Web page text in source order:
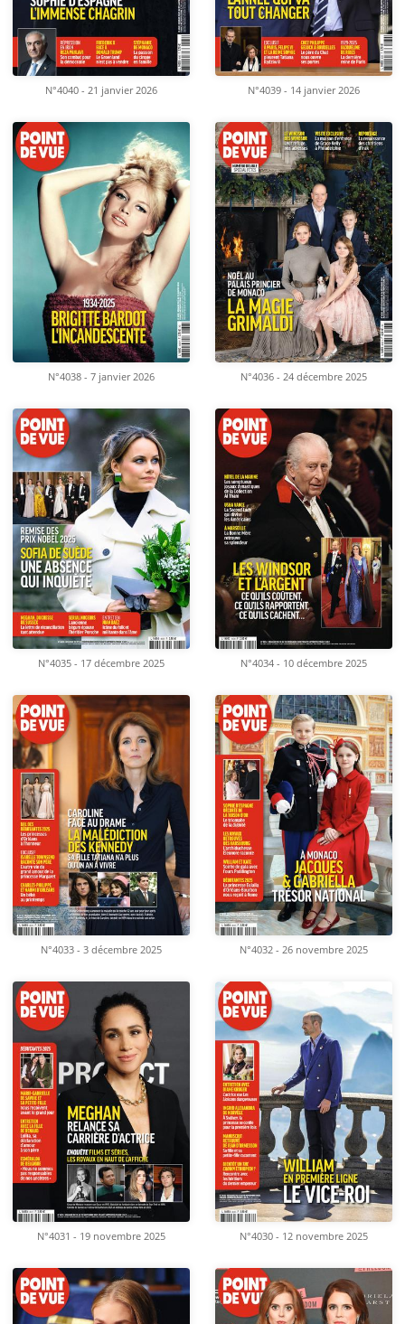
N°4040 - 21 janvier 2026 N°4039 - 14 janvier 2026
N°4038 - 7 janvier 2026 N°4036 - 24 décembre 2025
N°4035 - 17 décembre 2025 N°4034 - 10 décembre 2025
N°4033 - 3 décembre 2025 N°4032 - 26 novembre 2025
N°4031 - 19 novembre 2025 N°4030 - 12 novembre 2025